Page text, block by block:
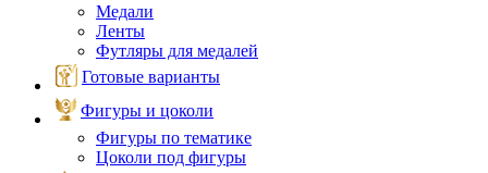
Медали
Ленты
Футляры для медалей
Готовые варианты
Фигуры и цоколи
Фигуры по тематике
Цоколи под фигуры